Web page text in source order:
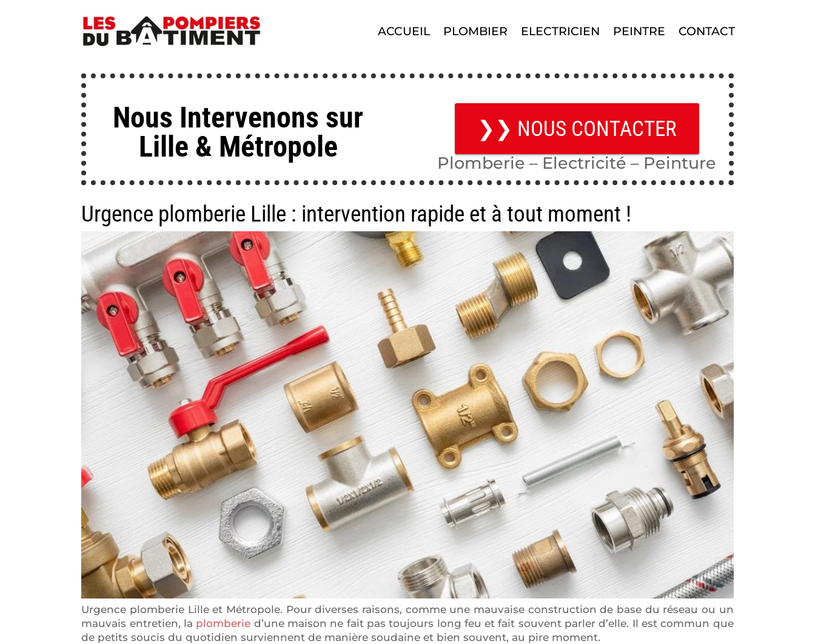
ACCUEIL PLOMBIER ELECTRICIEN PEINTRE CONTACT
Nous Intervenons sur
Lille & Métropole
❯❯ NOUS CONTACTER
Plomberie – Electricité – Peinture
Urgence plomberie Lille : intervention rapide et à tout moment !
Urgence plomberie Lille et Métropole. Pour diverses raisons, comme une mauvaise construction de base du réseau ou un
mauvais entretien, la plomberie d’une maison ne fait pas toujours long feu et fait souvent parler d’elle. Il est commun que
de petits soucis du quotidien surviennent de manière soudaine et bien souvent, au pire moment.